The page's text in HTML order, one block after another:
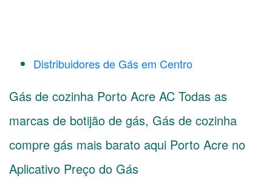
Distribuidores de Gás em Centro
Gás de cozinha Porto Acre AC Todas as
marcas de botijão de gás, Gás de cozinha
compre gás mais barato aqui Porto Acre no
Aplicativo Preço do Gás